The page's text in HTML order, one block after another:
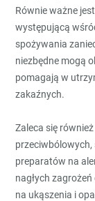
Równie ważne
występującą
spożywania
niezbędne mogą
pomagają w
zakaźnych.
Zaleca się
preparatów na
nagłych
na ukąszenia i